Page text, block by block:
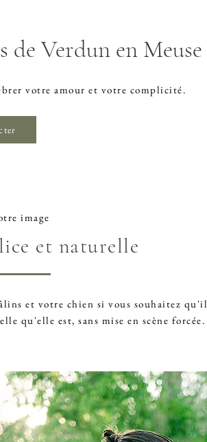
de Verdun en Meuse
votre amour et votre complicité.
image
et naturelle
et votre chien si vous souhaitez qu'il
qu'elle est, sans mise en scène forcée.